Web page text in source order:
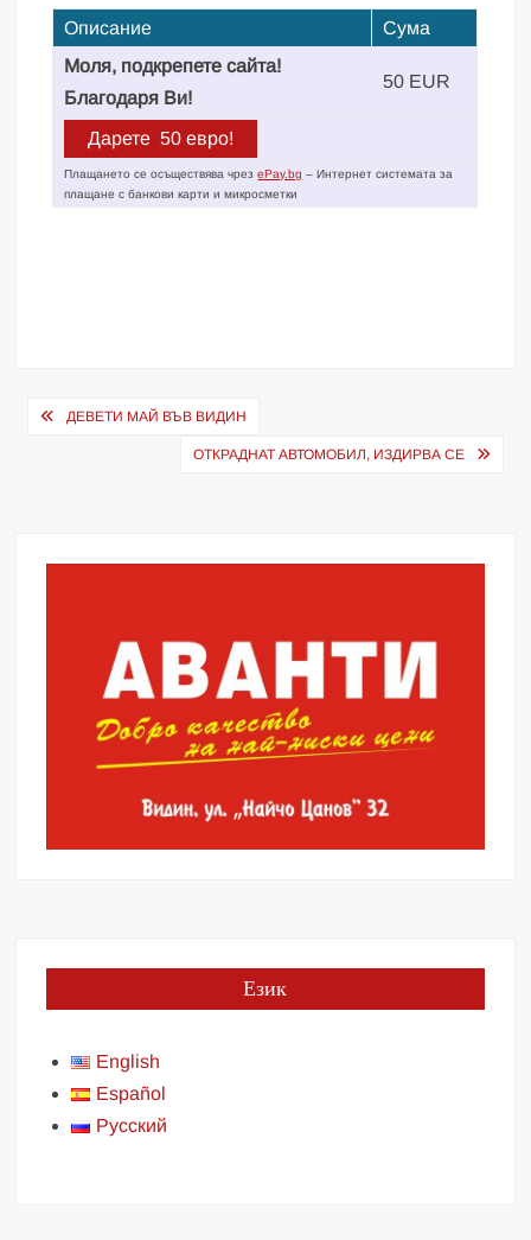
Описание
Сума
Моля, подкрепете сайта!
Благодаря Ви!
50 EUR
Плащането се осъществява чрезePay.bg – Интернет системата за
плащане с банкови карти и микросметки
Навигация
ДЕВЕТИ МАЙ ВЪВ ВИДИН
ОТКРАДНАТ АВТОМОБИЛ, ИЗДИРВА СЕ
Език
English
Español
Русский